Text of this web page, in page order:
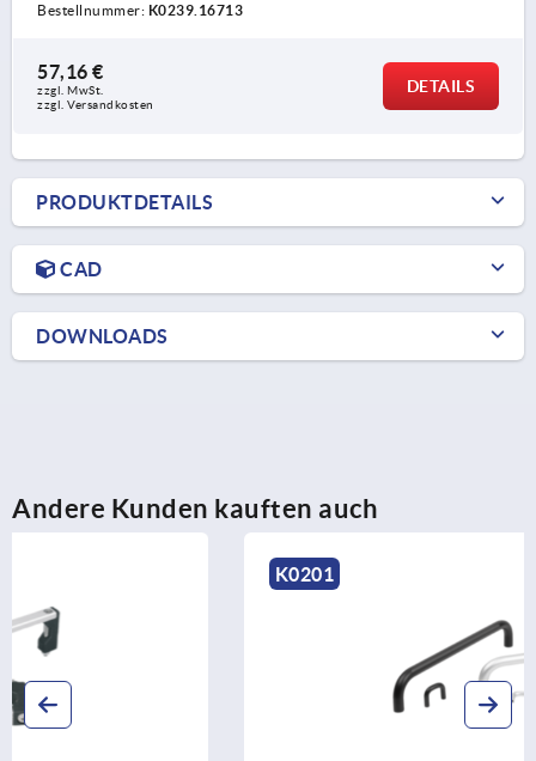
Bestellnummer: K0239.16713
57,16 €
zzgl. MwSt.
zzgl. Versandkosten
DETAILS
PRODUKTDETAILS
CAD
DOWNLOADS
Andere Kunden kauften auch